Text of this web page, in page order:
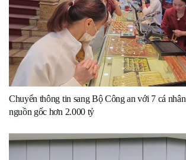
Chuyển thông tin sang Bộ Công an với 7 cá
nguồn gốc hơn 2.000 tỷ